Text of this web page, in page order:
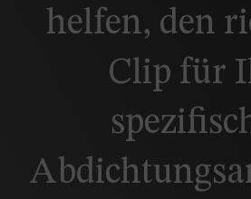
helfen, den
Clip für